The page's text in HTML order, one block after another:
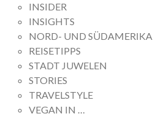
INSIDER
INSIGHTS
NORD- UND SÜDAMERIKA
REISETIPPS
STADT JUWELEN
STORIES
TRAVELSTYLE
VEGAN IN …